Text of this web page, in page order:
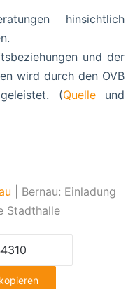
hinsichtlich
und der
wird durch den OVB
(Quelleund
Bernau: Einladung
Stadthalle